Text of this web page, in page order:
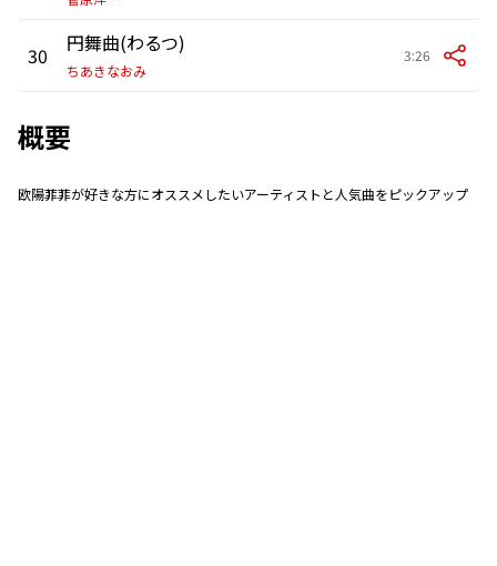
30 円舞曲(わるつ)
ちあきなおみ
3:26
概要
欧陽菲菲が好きな方にオススメしたいアーティストと人気曲をピックアップ